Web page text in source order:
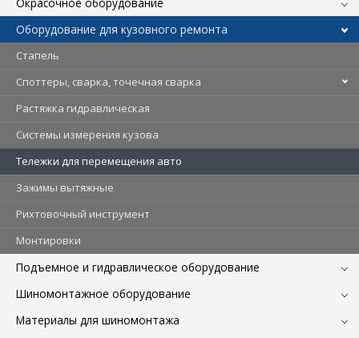
Окрасочное оборудование
Оборудование для кузовного ремонта
Стапель
Споттеры, сварка, точечная сварка
Растяжка гидравлическая
Системы измерения кузова
Тележки для перемещения авто
Зажимы вытяжные
Рихтовочный инструмент
Монтировки
Подъемное и гидравлическое оборудование
Шиномонтажное оборудование
Материалы для шиномонтажа